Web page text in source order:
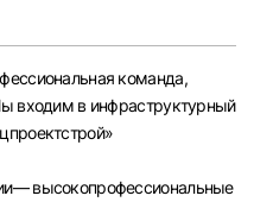
команда,
входим в инфраструктурный
высокопрофессиональные